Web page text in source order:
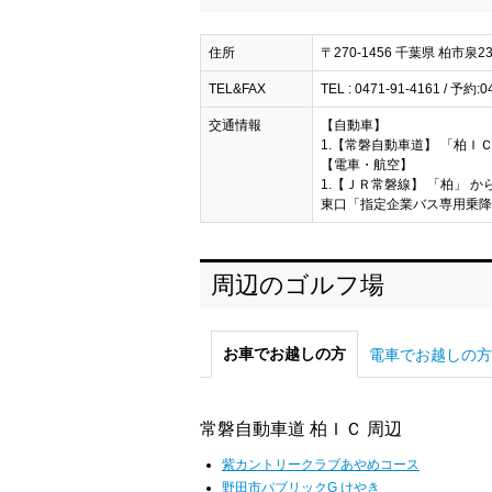
住所 〒270-1456 千葉県 柏市泉
TEL&FAX TEL : 0471-91-4161 / 予約
交通情報
【自動車】
1.【常磐自動車道】 「柏Ｉ
【電車・航空】
1.【ＪＲ常磐線】 「柏」 か
東口「指定企業バス専用乗
周辺のゴルフ場
お車でお越しの方 電車でお越しの方
常磐自動車道 柏ＩＣ 周辺
紫カントリークラブあやめコース
野田市パブリックG けやき